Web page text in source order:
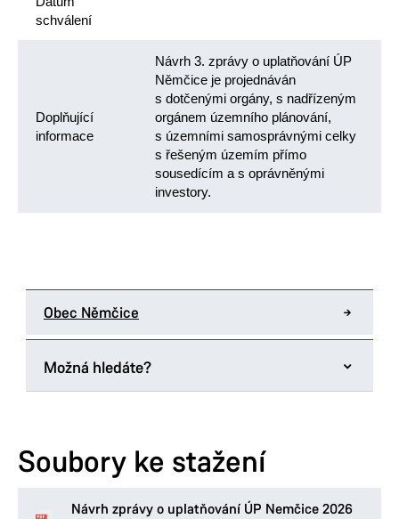
schválení
Doplňující
informace
Návrh 3. zprávy o uplatňování ÚP
Němčice je projednáván
s dotčenými orgány, s nadřízeným
orgánem územního plánování,
s územními samosprávnými celky
s řešeným územím přímo
sousedícím a s oprávněnými
investory.
Obec Němčice
Možná hledáte?
Soubory ke stažení
Návrh zprávy o uplatňování ÚP Nemčice 2026